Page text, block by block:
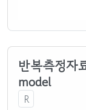
반복측정자
model
R